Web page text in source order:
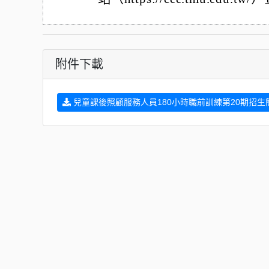
附件下載
兒童課後照顧服務人員180小時職前訓練第20期招生